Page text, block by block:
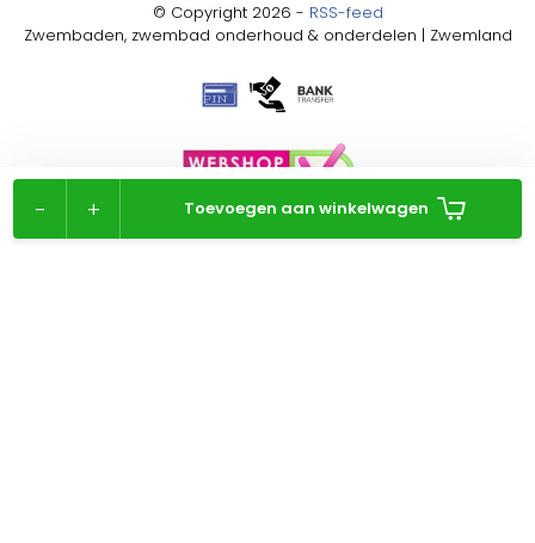
+
- Toevoegen aan winkelwagen
© Copyright 2026 - RSS-feed
Zwembaden, zwembad onderhoud & onderdelen | Zwemland